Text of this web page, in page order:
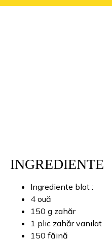
INGREDIENTE
Ingrediente blat :
4 ouă
150 g zahăr
1 plic zahăr vanilat
150 făină